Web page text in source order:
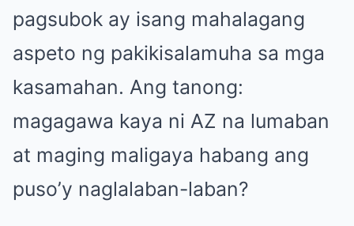
pagsubok ay isang mahalagang
aspeto ng pakikisalamuha sa mga
kasamahan. Ang tanong:
magagawa kaya ni AZ na lumaban
at maging maligaya habang ang
puso’y naglalaban-laban?